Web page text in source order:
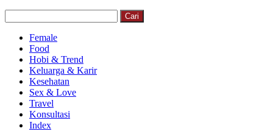
Female
Food
Hobi & Trend
Keluarga & Karir
Kesehatan
Sex & Love
Travel
Konsultasi
Index